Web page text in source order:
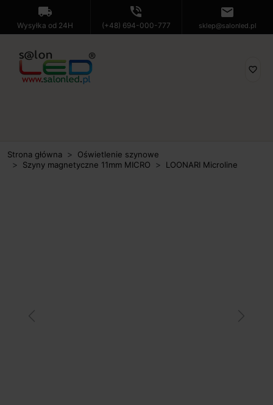
local_shipping
Wysyłka od 24H
phone_in_talk
(+48) 694-000-777
mail
sklep@salonled.pl
favorite_border
Strona główna
Oświetlenie szynowe
Szyny magnetyczne 11mm MICRO
LOONARI Microline